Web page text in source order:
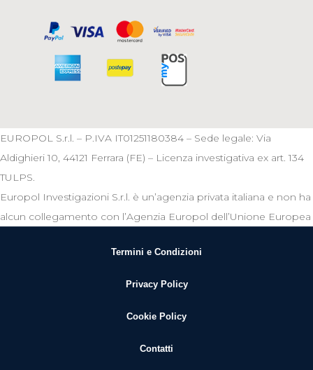
EUROPOL S.r.l. – P.IVA IT01251180384 – Sede legale: Via
Aldighieri 10, 44121 Ferrara (FE) – Licenza investigativa ex art. 134
TULPS.
Europol Investigazioni S.r.l. è un’agenzia privata italiana e non ha
alcun collegamento con l’Agenzia Europol dell’Unione Europea
Termini e Condizioni
Privacy Policy
Cookie Policy
Contatti